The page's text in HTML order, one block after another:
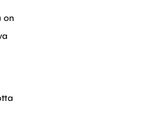
on